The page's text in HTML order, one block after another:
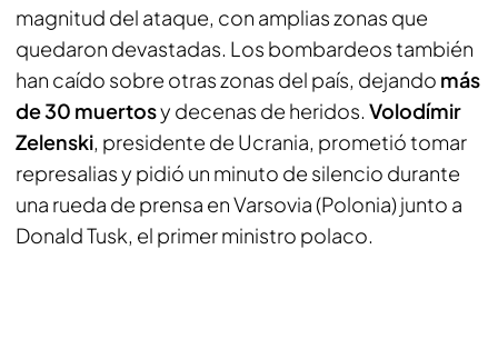
magnitud del ataque, con amplias zonas que
quedaron devastadas. Los bombardeos también
han caído sobre otras zonas del país, dejando más
de 30 muertosy decenas de heridos. Volodímir
Zelenski, presidente de Ucrania, prometió tomar
represalias y pidió un minuto de silencio durante
una rueda de prensa en Varsovia (Polonia) junto a
Donald Tusk, el primer ministro polaco.